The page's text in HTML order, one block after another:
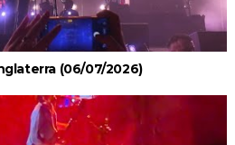
(06/07/2026)